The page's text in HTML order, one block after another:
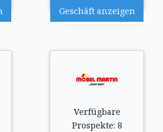
Geschäft anzeigen
Verfügbare
Prospekte: 8